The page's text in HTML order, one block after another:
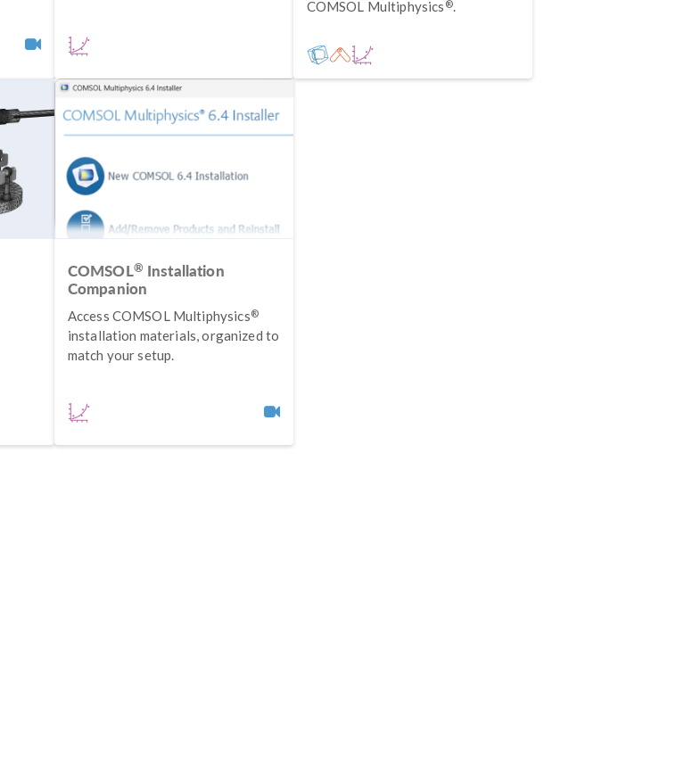
COMSOL Multiphysics ®.
COMSOL® Installation
Companion
Access COMSOL Multiphysics®
installation materials, organized to
match your setup.